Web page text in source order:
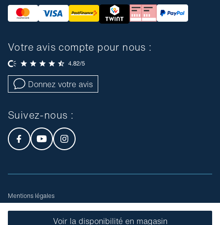
Voir la disponibilité en magasin
Votre avis compte pour nous :
Donnez votre avis
Suivez-nous :
Mentions légales